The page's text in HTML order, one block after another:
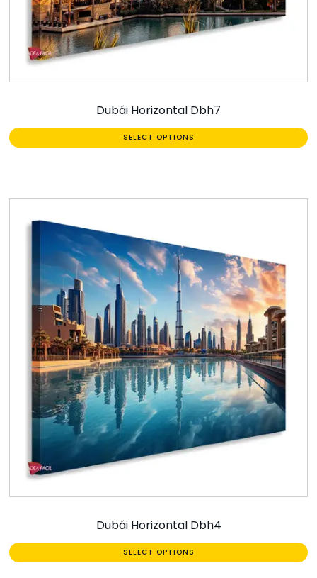
Dubái Horizontal Dbh7
SELECT OPTIONS
Dubái Horizontal Dbh4
SELECT OPTIONS